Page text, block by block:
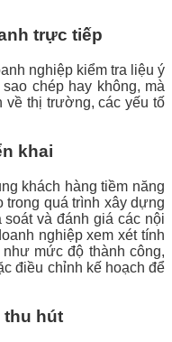
trực tiếp
nghiệp kiểm tra liệu ý
chép hay không, mà
về thị trường, các yếu tố
khai
khách hàng tiềm năng
trong quá trình xây dựng
và đánh giá các nội
nghiệp xem xét tính
mức độ thành công,
điều chỉnh kế hoạch để
hút